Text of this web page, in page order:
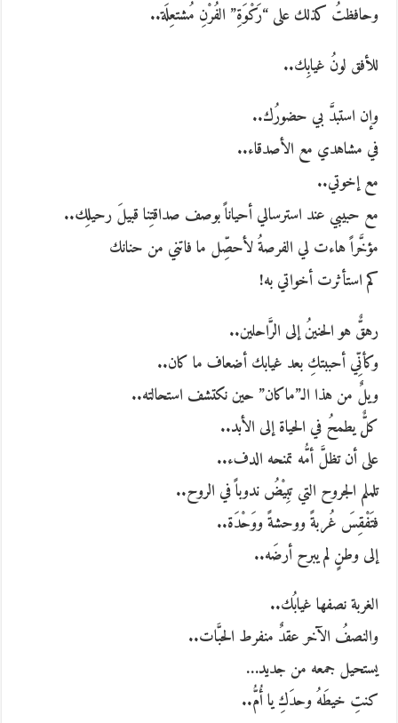
وحافظتُ كذلك على “رَكْوَةِ” الفُرْنِ مُشتعِلَة..
للأفق لونُ غيابِك..
وإن استبدَّ بي حضورُك..
في مشاهدي مع الأصدقاء..
مع إخوتي..
مع حبيبي عند استرسالي أحياناً بوصف صداقتِنا قبيلَ رحيلِك..
مؤخَّراً هاءت لي الفرصةُ لأحصِّل ما فاتني من حنانك
كم استأثرت أخواتي به!
رهقٌّ هو الحنينُ إلى الرَّاحلين..
وكأنِّي أحببتكِ بعد غيابك أضعاف ما كان..
ويلٌ من هذا الـ”ماكان” حين نكتشف استحالته..
كلٌّ يطمحُ في الحياة إلى الأبد..
على أن تظلَّ أمُّه تمنحه الدفء..
تلملم الجروح التي تبِيْضُ ندوباً في الروح..
فتَفْقِسَ غُربةً ووحشةً ووَحْدَة..
إلى وطنٍ لم يبرح أرضَه..
الغربة نصفها غيابُك..
والنصفُ الآخر عقدٌ منفرط الحبَّات..
يستحيل جمعه من جديد…
كنتِ خيطَهُ وحدَكِ يا أُمُّ..